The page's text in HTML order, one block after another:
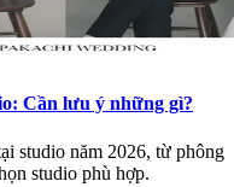
Cần lưu ý những gì?
studio năm 2026, từ phông
studio phù hợp.